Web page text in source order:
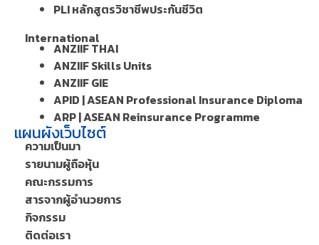
PLI หลักสูตรวิชาชีพประกันชีวิต
International
ANZIIF THAI
ANZIIF Skills Units
ANZIIF GIE
APID | ASEAN Professional Insurance Diploma
ARP | ASEAN Reinsurance Programme
แผนผังเว็บไซต์
ความเป็นมา
รายนามผู้ถือหุ้น
คณะกรรมการ
สารจากผู้อำนวยการ
กิจกรรม
ติดต่อเรา